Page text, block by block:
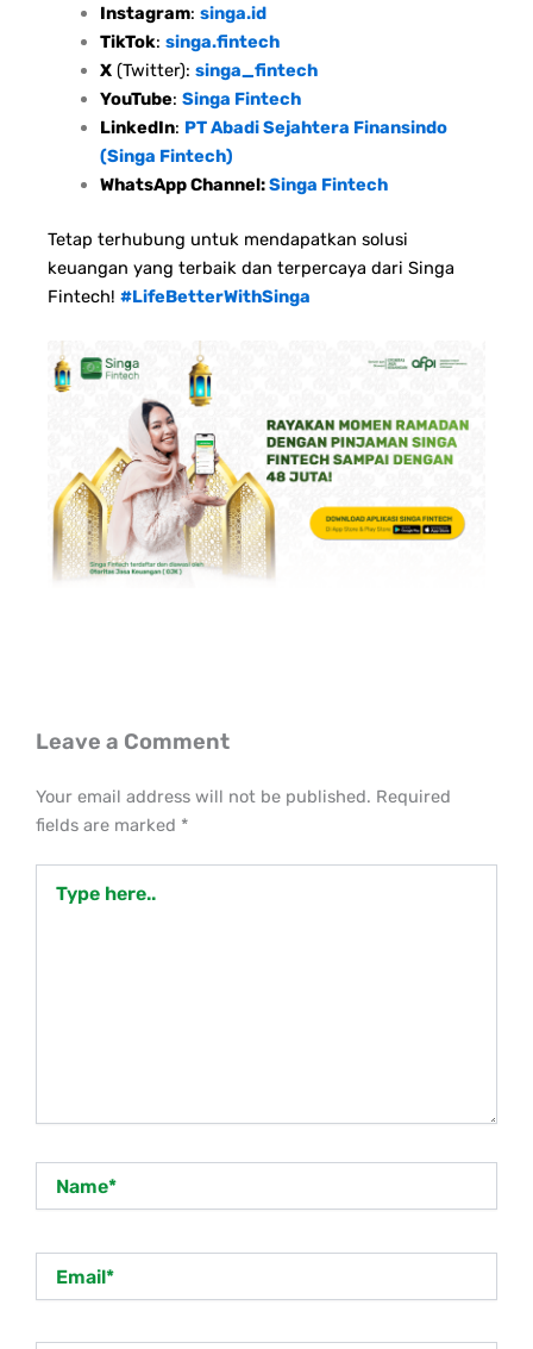
Instagram: singa.id
TikTok: singa.fintech
X(Twitter): singa_fintech
YouTube: Singa Fintech
LinkedIn: PT Abadi Sejahtera Finansindo
(Singa Fintech)
WhatsApp Channel:Singa Fintech
Tetap terhubung untuk mendapatkan solusi
keuangan yang terbaik dan terpercaya dari Singa
Fintech! #LifeBetterWithSinga
Leave a Comment
Your email address will not be published. Required
fields are marked *
here..